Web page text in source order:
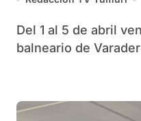
Del 1 al 5 de abril venidero, en la ciudad
balneario de